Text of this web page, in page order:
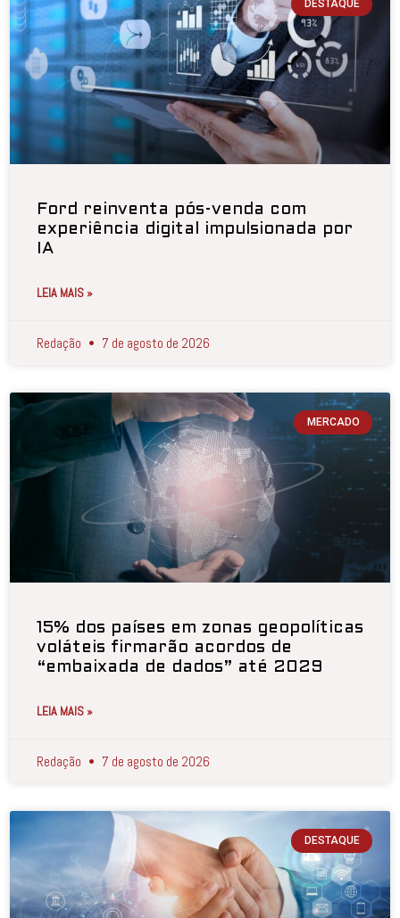
DESTAQUE
Ford reinventa pós-venda com
experiência digital impulsionada por
IA
LEIA MAIS »
Redação 7 de agosto de 2026
MERCADO
15% dos países em zonas geopolíticas
voláteis firmarão acordos de
“embaixada de dados” até 2029
LEIA MAIS »
Redação 7 de agosto de 2026
DESTAQUE